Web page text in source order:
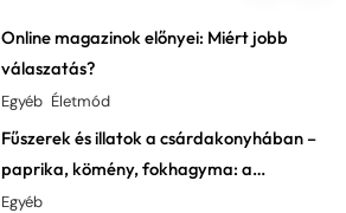
Online magazinok előnyei: Miért jobb
válaszatás?
Egyéb Életmód
Fűszerek és illatok a csárdakonyhában –
paprika, kömény, fokhagyma: a
karakter lelke
Egyéb